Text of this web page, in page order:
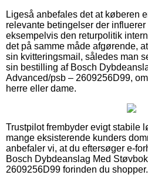
Ligeså anbefales det at køberen
relevante betingelser der
eksempelvis den returpolitik
det på samme måde afgørende,
sin kvitteringsmail, således man
sin bestilling af Bosch
Advanced/psb – 2609256D99,
herre eller dame.
Trustpilot frembyder evigt stabile
mange eksisterende kunders
anbefaler vi, at du eftersøger e-
Bosch Dybdeanslag Med
2609256D99 forinden du shopper.